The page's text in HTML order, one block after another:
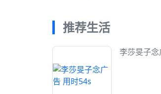
推荐生活
李莎旻子